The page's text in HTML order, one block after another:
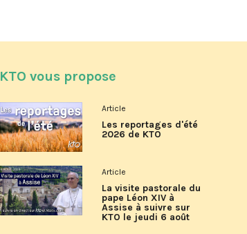
KTO vous propose
Article
Les reportages d'été
2026 de KTO
Article
La visite pastorale du
pape Léon XIV à
Assise à suivre sur
KTO le jeudi 6 août